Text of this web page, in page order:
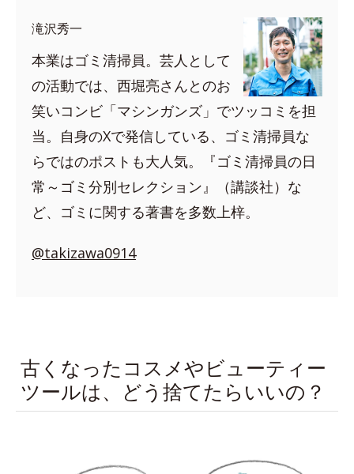
滝沢秀一
本業はゴミ清掃員。芸人として
の活動では、西堀亮さんとのお
笑いコンビ「マシンガンズ」でツッコミを担
当。自身のXで発信している、ゴミ清掃員な
らではのポストも大人気。『ゴミ清掃員の日
常～ゴミ分別セレクション』（講談社）な
ど、ゴミに関する著書を多数上梓。
@takizawa0914
古くなったコスメやビューティー
ツールは、どう捨てたらいいの？